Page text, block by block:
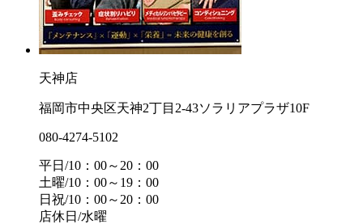
天神店
福岡市中央区天神2丁目2-43ソラリアプラザ10F
080-4274-5102
平日/10：00～20：00
土曜/10：00～19：00
日祝/10：00～20：00
店休日/水曜